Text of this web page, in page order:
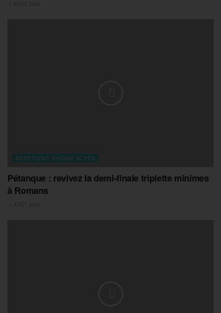
AUVERGNE-RHONE-ALPES
Pétanque : revivez la demi-finale triplette minimes
à Romans